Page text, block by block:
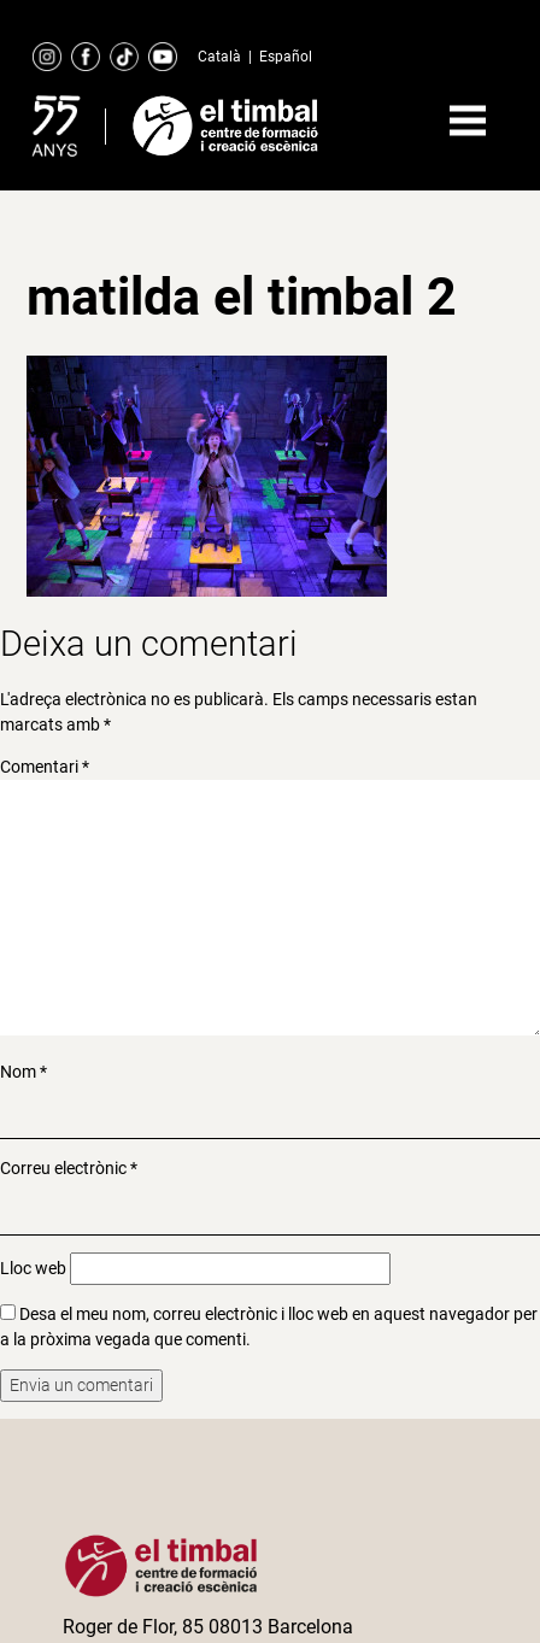
content
Català Español
matilda el timbal 2
Deixa un comentari
L'adreça electrònica no es publicarà. Els camps necessaris estan
marcats amb*
Comentari*
Nom*
Correu electrònic*
Lloc web
Desa el meu nom, correu electrònic i lloc web en aquest navegador per
a la pròxima vegada que comenti.
Roger de Flor, 85 08013 Barcelona